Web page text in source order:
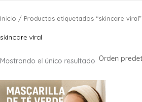
Inicio / Productos etiquetados “skincare viral”
skincare viral
Mostrando el único resultado